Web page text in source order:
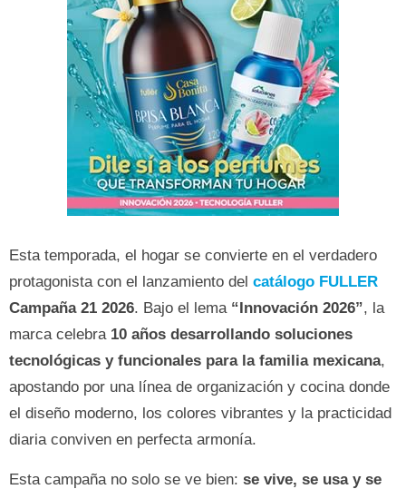
Esta temporada, el hogar se convierte en el verdadero
protagonista con el lanzamiento del catálogo FULLER
Campaña 21 2026. Bajo el lema “Innovación 2026”, la
marca celebra 10 años desarrollando soluciones
tecnológicas y funcionales para la familia mexicana,
apostando por una línea de organización y cocina donde
el diseño moderno, los colores vibrantes y la practicidad
diaria conviven en perfecta armonía.
Esta campaña no solo se ve bien: se vive, se usa y se